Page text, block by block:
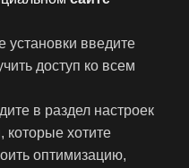
установки введите
доступ ко всем
в раздел настроек
хотите
оптимизацию,